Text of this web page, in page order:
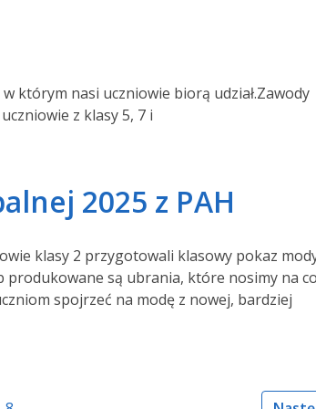
którym nasi uczniowie biorą udział.Zawody
z klasy 5, 7 i
2025 z PAH
klasy 2 przygotowali klasowy pokaz
produkowane są ubrania, które nosimy na co
spojrzeć na modę z nowej, bardziej